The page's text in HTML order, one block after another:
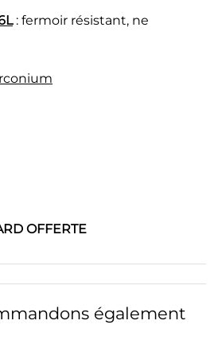
: fermoir résistant, ne
OFFERTE
également